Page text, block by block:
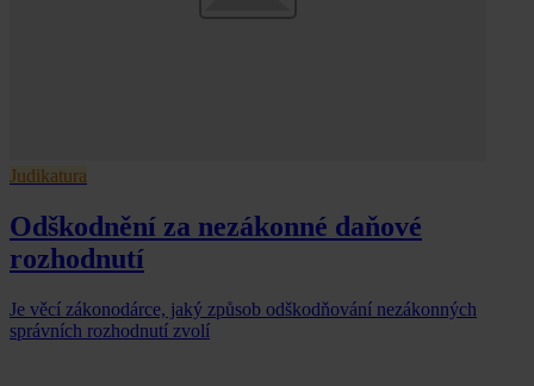
Judikatura
Odškodnění za nezákonné daňové
rozhodnutí
Je věcí zákonodárce, jaký způsob odškodňování nezákonných
správních rozhodnutí zvolí